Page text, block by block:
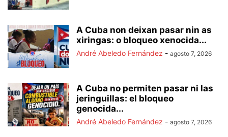
A Cuba non deixan pasar nin as
xiringas: o bloqueo xenocida...
André Abeledo Fernández - agosto 7, 2026
A Cuba no permiten pasar ni las
jeringuillas: el bloqueo
genocida...
André Abeledo Fernández - agosto 7, 2026